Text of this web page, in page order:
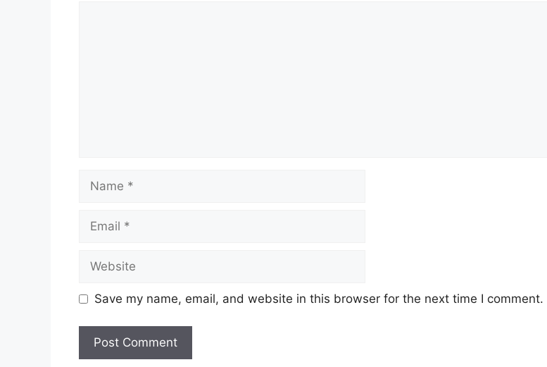
Name
Email
Website
Save my name, email, and website in this browser for the next time I comment.